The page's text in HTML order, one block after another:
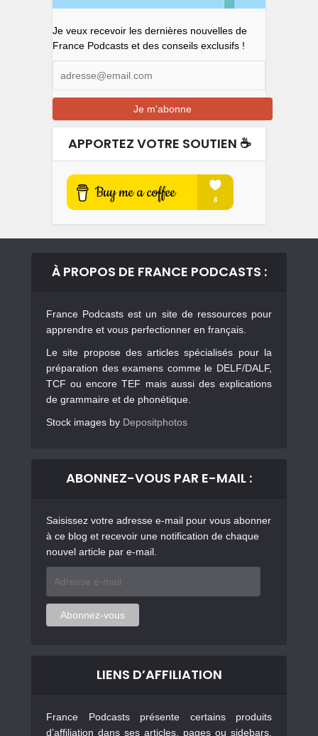
Je veux recevoir les dernières nouvelles de
France Podcasts et des conseils exclusifs !
APPORTEZ VOTRE SOUTIEN ☕️
À PROPOS DE FRANCE PODCASTS :
France Podcasts est un site de ressources pour
apprendre et vous perfectionner en français.
Le site propose des articles spécialisés pour la
préparation des examens comme le DELF/DALF,
TCF ou encore TEF mais aussi des explications
de grammaire et de phonétique.
Stock images by Depositphotos
ABONNEZ-VOUS PAR E-MAIL :
Saisissez votre adresse e-mail pour vous abonner
à ce blog et recevoir une notification de chaque
nouvel article par e-mail.
mail
Abonnez-vous
LIENS D’AFFILIATION
France Podcasts présente certains produits
d’affiliation dans ses articles, pages ou sidebars.